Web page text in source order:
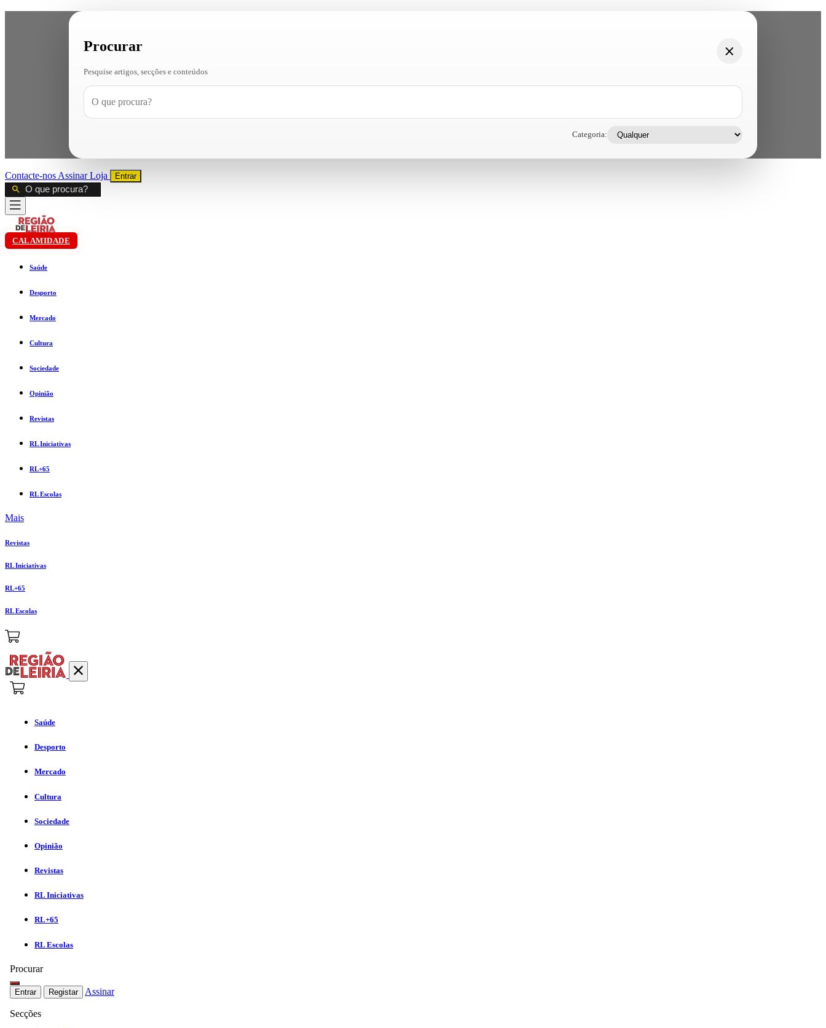
Procurar
Pesquise artigos, secções e conteúdos
Categoria:
Contacte-nos AssinarLoja Entrar
CALAMIDADE
Saúde
Desporto
Mercado
Cultura
Sociedade
Opinião
Revistas
RL Iniciativas
RL+65
RL Escolas
Mais
Revistas
RL Iniciativas
RL+65
RL Escolas
Saúde
Desporto
Mercado
Cultura
Sociedade
Opinião
Revistas
RL Iniciativas
RL+65
RL Escolas
Procurar
Entrar Registar Assinar
Secções